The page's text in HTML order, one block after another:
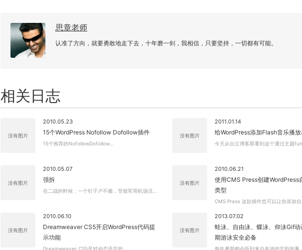
思章老师
认准了方向，就要勇敢地走下去，十年磨一剑，我相信，只要坚持，一切都有可能。
相关日志
没有图片
2010.05.23
15个WordPress Nofollow Dofollow插件
15个推荐的NofollowDofollow…
没有图片
2011.01.14
给WordPress添加Flash音乐播放
今天从自立博客那看到这个通过主题
没有图片
2010.05.07
强拆
在二战的时候，一个钉子户不搬，导致军用机场没…
没有图片
2010.06.21
使用CMS Press创建WordPress
类型
CMS Press 这款插件也可以让你添加
没有图片
2010.06.10
Dreamweaver CS5开启WordPress代码提
示功能
Dreamweaver CS5是对动态语言的…
没有图片
2013.07.02
蛙泳、自由泳、蝶泳、仰泳Gif动
期游泳安全必备
每年暑期都会听到来自各地的悲剧故事